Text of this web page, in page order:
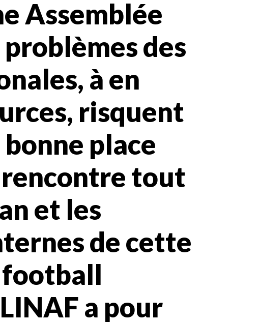
Assemblée
des
à en
risquent
place
tout
et les
de cette
a pour